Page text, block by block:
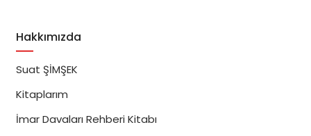
Hakkımızda
Suat ŞİMŞEK
Kitaplarım
İmar Davaları Rehberi Kitabı